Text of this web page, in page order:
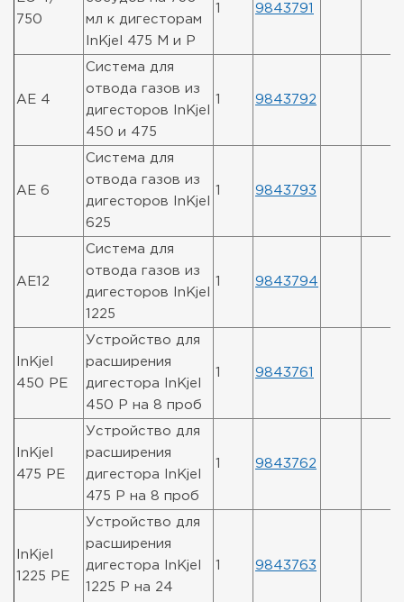
750
мл к дигесторам
InKjel 475 M и P
9843791
AE 4
Система для
отвода газов из
дигесторов InKjel
450 и 475
9843792
AE 6
Система для
отвода газов из
дигесторов InKjel
625
9843793
AE12
Система для
отвода газов из
дигесторов InKjel
1225
9843794
InKjel
450 PE
Устройство для
расширения
дигестора InKjel
450 P на 8 проб
9843761
InKjel
475 PE
Устройство для
расширения
дигестора InKjel
475 P на 8 проб
9843762
InKjel
1225 PE
Устройство для
расширения
дигестора InKjel
1225 P на 24
9843763